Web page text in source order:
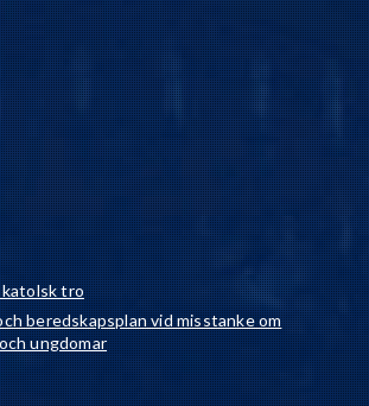
katolsk tro
beredskapsplan vid misstanke om
ungdomar